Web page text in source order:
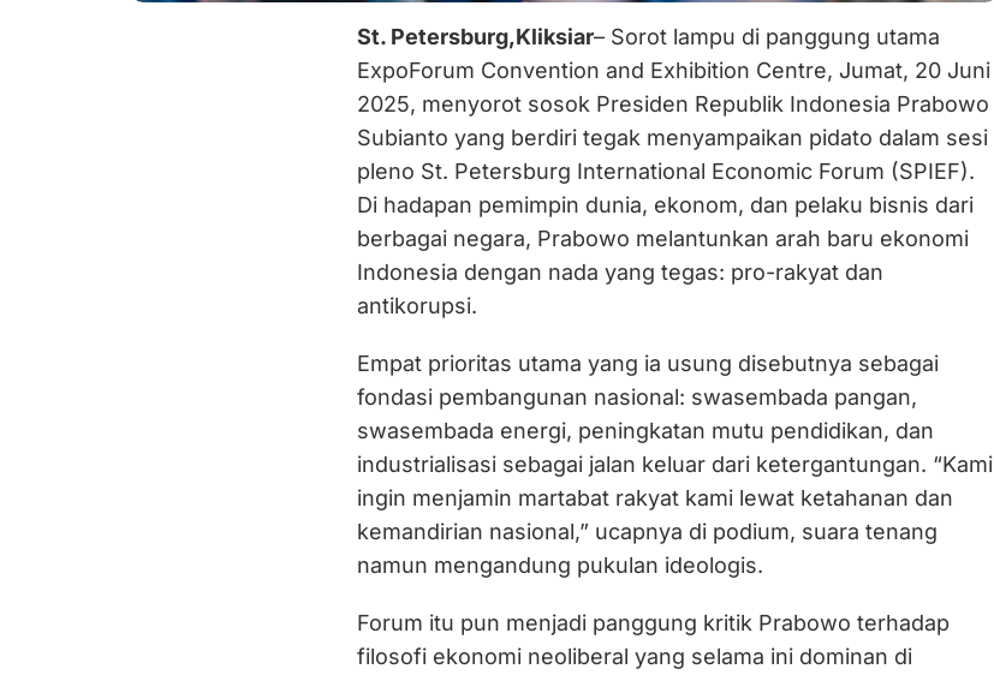
St. Petersburg,Kliksiar– Sorot lampu di panggung utama
ExpoForum Convention and Exhibition Centre, Jumat, 20 Juni
2025, menyorot sosok Presiden Republik Indonesia Prabowo
Subianto yang berdiri tegak menyampaikan pidato dalam sesi
pleno St. Petersburg International Economic Forum (SPIEF).
Di hadapan pemimpin dunia, ekonom, dan pelaku bisnis dari
berbagai negara, Prabowo melantunkan arah baru ekonomi
Indonesia dengan nada yang tegas: pro-rakyat dan
antikorupsi.
Empat prioritas utama yang ia usung disebutnya sebagai
fondasi pembangunan nasional: swasembada pangan,
swasembada energi, peningkatan mutu pendidikan, dan
industrialisasi sebagai jalan keluar dari ketergantungan. “Kami
ingin menjamin martabat rakyat kami lewat ketahanan dan
kemandirian nasional,” ucapnya di podium, suara tenang
namun mengandung pukulan ideologis.
Forum itu pun menjadi panggung kritik Prabowo terhadap
filosofi ekonomi neoliberal yang selama ini dominan di